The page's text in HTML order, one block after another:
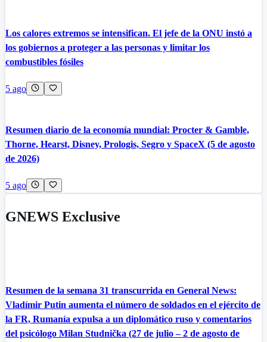
Los calores extremos se intensifican. El jefe de la ONU instó a
los gobiernos a proteger a las personas y limitar los
combustibles fósiles
5 ago
Resumen diario de la economía mundial: Procter & Gamble,
Thorne, Hearst, Disney, Prologis, Segro y SpaceX (5 de agosto
de 2026)
5 ago
GNEWS Exclusive
Resumen de la semana 31 transcurrida en General News:
Vladímir Putin aumenta el número de soldados en el ejército de
la FR, Rumanía expulsa a un diplomático ruso y comentarios
del psicólogo Milan Studnička (27 de julio – 2 de agosto de